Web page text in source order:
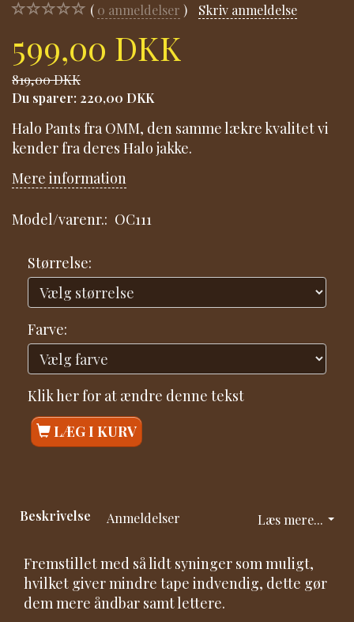
0 anmeldelser Skriv anmeldelse
599,00 DKK
819,00 DKK
Du sparer: 220,00 DKK
Halo Pants fra OMM, den samme lækre kvalitet vi
kender fra deres Halo jakke.
Mere information
Model/varenr.: OC111
Størrelse:
Farve:
Klik her for at ændre denne tekst
LÆG I KURV
Læs mere...
Beskrivelse Anmeldelser
Fremstillet med så lidt syninger som muligt,
hvilket giver mindre tape indvendig, dette gør
dem mere åndbar samt lettere.